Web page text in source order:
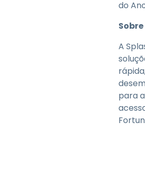
do
A
para